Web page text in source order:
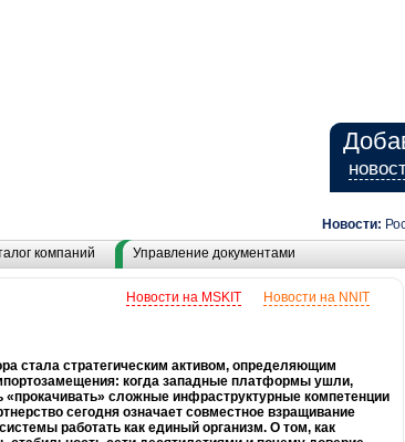
Новости:
компаний Управление документами
Новости на NNIT
Новости на MSKIT
стала стратегическим активом, определяющим
когда западные платформы ушли,
«прокачивать» сложные инфраструктурные компетенции
сегодня означает совместное взращивание
работать как единый организм. О том, как